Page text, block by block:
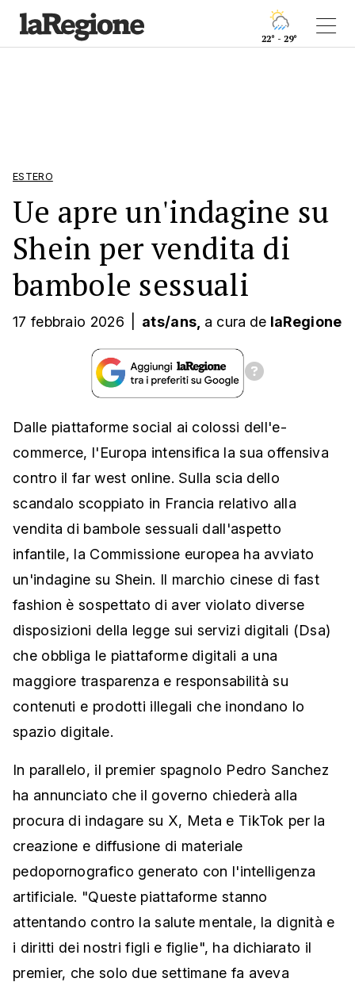
22° - 29°
ESTERO
Ue apre un'indagine su
Shein per vendita di
bambole sessuali
17 febbraio 2026 ats/ans, a cura de laRegione
Dalle piattaforme social ai colossi dell'e-
commerce, l'Europa intensifica la sua offensiva
contro il far west online. Sulla scia dello
scandalo scoppiato in Francia relativo alla
vendita di bambole sessuali dall'aspetto
infantile, la Commissione europea ha avviato
un'indagine su Shein. Il marchio cinese di fast
fashion è sospettato di aver violato diverse
disposizioni della legge sui servizi digitali (Dsa)
che obbliga le piattaforme digitali a una
maggiore trasparenza e responsabilità su
contenuti e prodotti illegali che inondano lo
spazio digitale.
In parallelo, il premier spagnolo Pedro Sanchez
ha annunciato che il governo chiederà alla
procura di indagare su X, Meta e TikTok per la
creazione e diffusione di materiale
pedopornografico generato con l'intelligenza
artificiale. "Queste piattaforme stanno
attentando contro la salute mentale, la dignità e
i diritti dei nostri figli e figlie", ha dichiarato il
premier, che solo due settimane fa aveva